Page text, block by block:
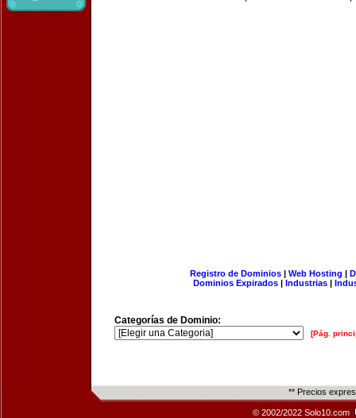
Registro de Dominios| Web Hosting |
Dominios Expirados | Industrias |
Categorías de Dominio:
[Pág.
** Precios
© 2002/2022 Solo10.com